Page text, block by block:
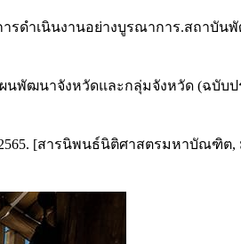
รดำเนินงานอย่างบูรณาการ.สถาบั
พัฒนาจังหวัดและกลุ่มจังหวัด (ฉบับป
[สารนิพนธ์นิติศาสตรมหาบัณฑิต,